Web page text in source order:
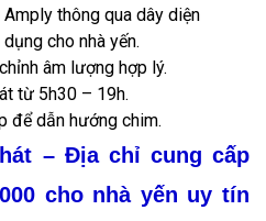
thông qua dây diện
cho nhà yến.
âm lượng hợp lý.
từ 5h30 – 19h.
để dẫn hướng chim.
– Địa chỉ cung cấp
cho nhà yến uy tín